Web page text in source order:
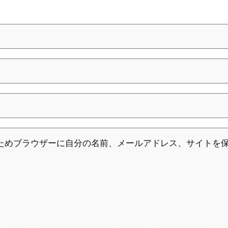
ブラウザーに自分の名前、メールアドレス、サイトを保